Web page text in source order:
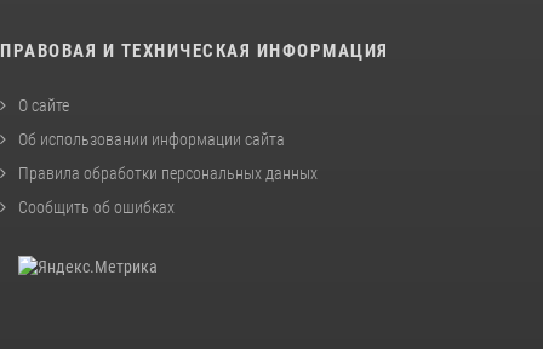
ПРАВОВАЯ И ТЕХНИЧЕСКАЯ ИНФОРМАЦИЯ
О сайте
Об использовании информации сайта
Правила обработки персональных данных
Сообщить об ошибках